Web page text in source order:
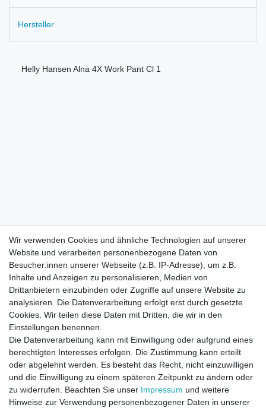
Hersteller
Helly Hansen Alna 4X Work Pant Cl 1
Direktkontakt per Telefon unter 04331 / 4928-910
Wir verwenden Cookies und ähnliche Technologien auf unserer
Website und verarbeiten personenbezogene Daten von
Besucher:innen unserer Webseite (z.B. IP-Adresse), um z.B.
Inhalte und Anzeigen zu personalisieren, Medien von
Drittanbietern einzubinden oder Zugriffe auf unsere Website zu
analysieren. Die Datenverarbeitung erfolgt erst durch gesetzte
Cookies. Wir teilen diese Daten mit Dritten, die wir in den
Einstellungen benennen.
Die Datenverarbeitung kann mit Einwilligung oder aufgrund eines
berechtigten Interesses erfolgen. Die Zustimmung kann erteilt
oder abgelehnt werden. Es besteht das Recht, nicht einzuwilligen
und die Einwilligung zu einem späteren Zeitpunkt zu ändern oder
zu widerrufen. Beachten Sie unser Impressum und weitere
Hinweise zur Verwendung personenbezogener Daten in unserer